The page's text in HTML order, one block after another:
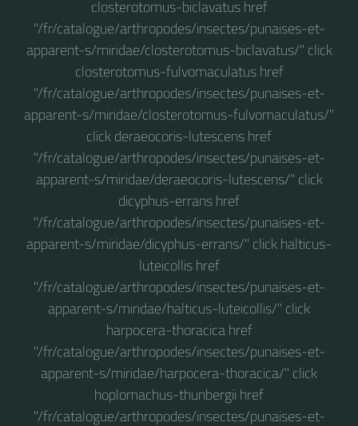
closterotomus-biclavatus href
"/fr/catalogue/arthropodes/insectes/punaises-et-
apparent-s/miridae/closterotomus-biclavatus/" click
closterotomus-fulvomaculatus href
"/fr/catalogue/arthropodes/insectes/punaises-et-
apparent-s/miridae/closterotomus-fulvomaculatus/"
click deraeocoris-lutescens href
"/fr/catalogue/arthropodes/insectes/punaises-et-
apparent-s/miridae/deraeocoris-lutescens/" click
dicyphus-errans href
"/fr/catalogue/arthropodes/insectes/punaises-et-
apparent-s/miridae/dicyphus-errans/" click halticus-
luteicollis href
"/fr/catalogue/arthropodes/insectes/punaises-et-
apparent-s/miridae/halticus-luteicollis/" click
harpocera-thoracica href
"/fr/catalogue/arthropodes/insectes/punaises-et-
apparent-s/miridae/harpocera-thoracica/" click
hoplomachus-thunbergii href
"/fr/catalogue/arthropodes/insectes/punaises-et-